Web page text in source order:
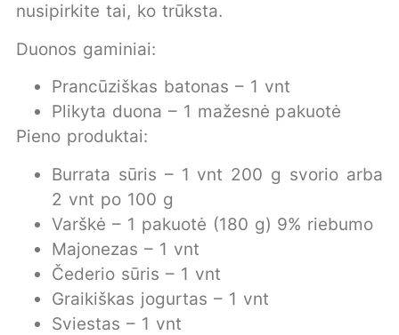
nusipirkite tai, ko trūksta.
Duonos gaminiai:
Prancūziškas batonas – 1 vnt
Plikyta duona – 1 mažesnė pakuotė
Pieno produktai:
Burrata sūris – 1 vnt 200 g svorio arba
2 vnt po 100 g
Varškė – 1 pakuotė (180 g) 9% riebumo
Majonezas – 1 vnt
Čederio sūris – 1 vnt
Graikiškas jogurtas – 1 vnt
Sviestas – 1 vnt